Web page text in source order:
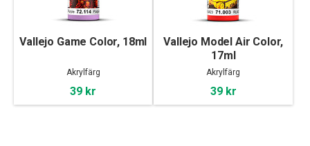
Vallejo Game Color, 18ml
Akrylfärg
39 kr
Vallejo Model Air Color,
17ml
Akrylfärg
39 kr